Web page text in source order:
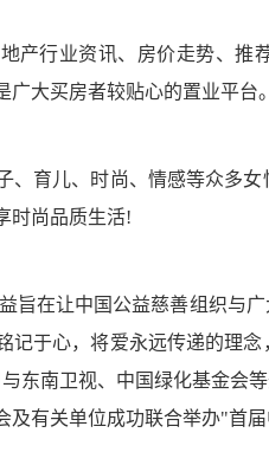
行业资讯、房价走势、推
大买房者较贴心的置业平台。
育儿、时尚、情感等众多女
时尚品质生活!
在让中国公益慈善组织与广
记于心，将爱永远传递的理
东南卫视、中国绿化基金会
有关单位成功联合举办"首